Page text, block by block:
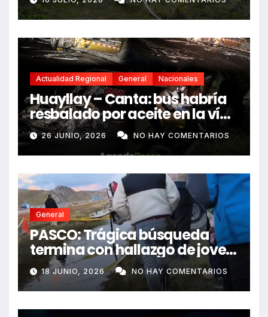
Actualidad Regional General Nacionales
Huayllay – Canta: bus habría
resbalado por aceite en la vía
e impactó auto siniestrado
dejando dos fallecidos
26 JUNIO, 2026 NO HAY COMENTARIOS
General
PASCO: Trágica búsqueda
termina con hallazgo de joven
sin vida en Rancas
18 JUNIO, 2026 NO HAY COMENTARIOS